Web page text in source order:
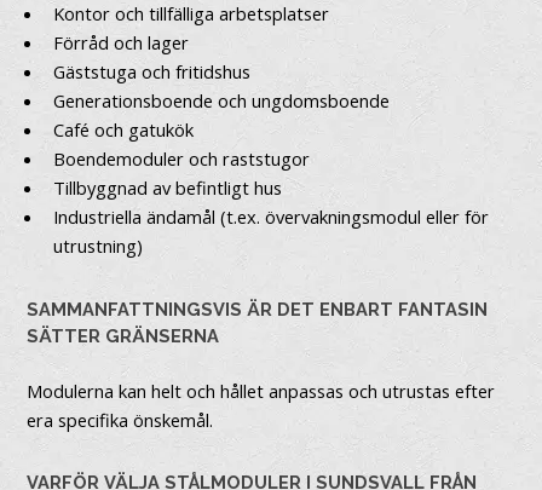
Kontor och tillfälliga arbetsplatser
Förråd och lager
Gäststuga och fritidshus
Generationsboende och ungdomsboende
Café och gatukök
Boendemoduler och raststugor
Tillbyggnad av befintligt hus
Industriella ändamål (t.ex. övervakningsmodul eller för
utrustning)
SAMMANFATTNINGSVIS ÄR DET ENBART FANTASIN
SÄTTER GRÄNSERNA
Modulerna kan helt och hållet anpassas och utrustas efter
era specifika önskemål.
VARFÖR VÄLJA STÅLMODULER I SUNDSVALL FRÅN